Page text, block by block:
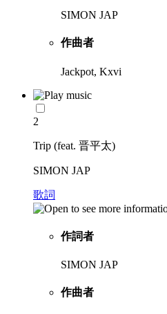
SIMON JAP
作曲者
Jackpot, Kxvi
2
Trip (feat. 晋平太)
SIMON JAP
歌詞
作詞者
SIMON JAP
作曲者